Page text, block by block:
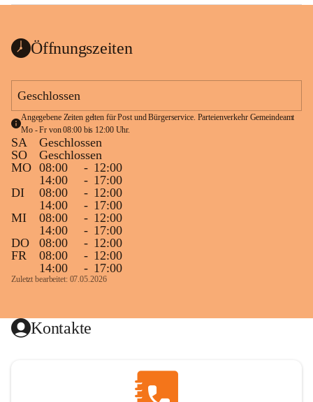
Öffnungszeiten
Geschlossen
Angegebene Zeiten gelten für Post und Bürgerservice. Parteienverkehr Gemeindeamt
Mo - Fr von 08:00 bis 12:00 Uhr.
SA
Geschlossen
SO
Geschlossen
MO 08:00 - 12:00
14:00
- 17:00
DI
08:00 - 12:00
14:00
- 17:00
MI
08:00 - 12:00
14:00
- 17:00
DO
08:00 - 12:00
FR
08:00 - 12:00
14:00
- 17:00
Zuletzt bearbeitet: 07.05.2026
Kontakte